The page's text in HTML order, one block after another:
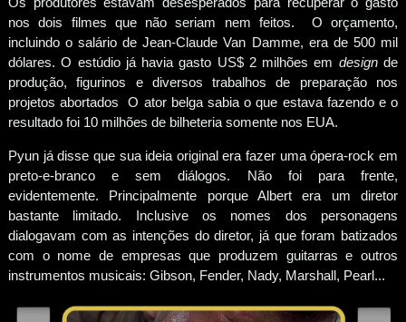
nos dois filmes que não seriam nem feitos. O orçamento,
incluindo o salário de Jean-Claude Van Damme, era de 500 mil
dólares. O estúdio já havia gasto US$ 2 milhões em designde
produção, figurinos e diversos trabalhos de preparação nos
projetos abortados O ator belga sabia o que estava fazendo e o
resultado foi 10 milhões de bilheteria somente nos EUA.
Pyun já disse que sua ideia original era fazer uma ópera-rock em
preto-e-branco e sem diálogos. Não foi para frente,
evidentemente. Principalmente porque Albert era um diretor
bastante limitado. Inclusive os nomes dos personagens
dialogavam com as intenções do diretor, já que foram batizados
com o nome de empresas que produzem guitarras e outros
instrumentos musicais: Gibson, Fender, Nady, Marshall, Pearl...